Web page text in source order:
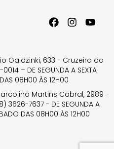
Gaidzinki, 633 - Cruzeiro do
– DE SEGUNDA A SEXTA
08H00 ÀS 12H00
Martins Cabral, 2989 -
7637 - DE SEGUNDA A
DAS 08H00 ÀS 12H00